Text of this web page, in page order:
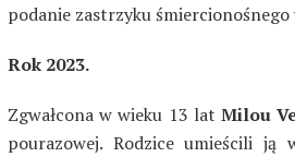
podanie zastrzyku
Rok 2023.
Zgwałcona w wieku 13 lat Milou
pourazowej. Rodzice umieścili ją